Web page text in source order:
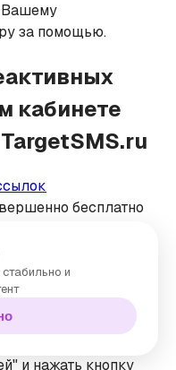
Вашему
за помощью.
кабинете
бесплатно
удаляя тех,
сообщения. Это
бюджета.
абонентов:
пройти в меню
и нажать кнопку
и